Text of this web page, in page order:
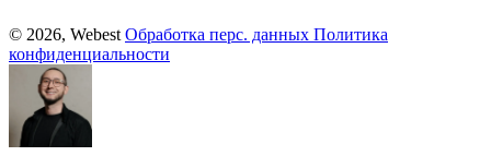
© 2026, Webest Обработка перс. данных Политика
конфиденциальности